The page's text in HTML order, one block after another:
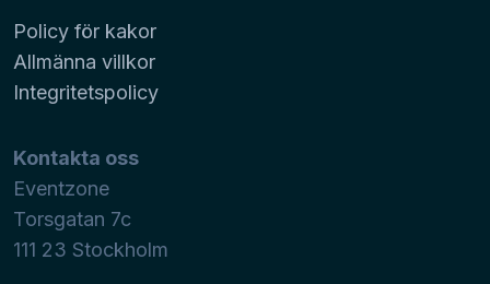
Policy för kakor
Allmänna villkor
Integritetspolicy
Kontakta oss
Eventzone
Torsgatan 7c
111 23 Stockholm